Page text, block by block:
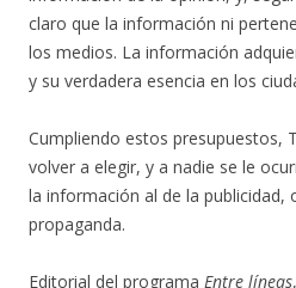
claro que la información ni
los medios. La información
y su verdadera esencia en los
Cumpliendo estos presupuestos,
volver a elegir, y a nadie se le
la información al de la publicidad,
propaganda.
Editorial del programa Entre líneas